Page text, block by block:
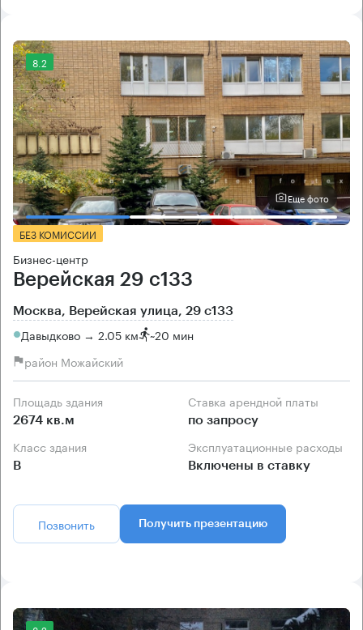
8.2
Еще фото
БЕЗ КОМИССИИ
Бизнес-центр
Верейская 29 с133
Москва, Верейская улица, 29 с133
Давыдково → 2.05 км ~20 мин
район Можайский
Площадь здания
2674 кв.м
Ставка арендной платы
по запросу
Класс здания
B
Эксплуатационные расходы
Включены в ставку
Позвонить Получить презентацию